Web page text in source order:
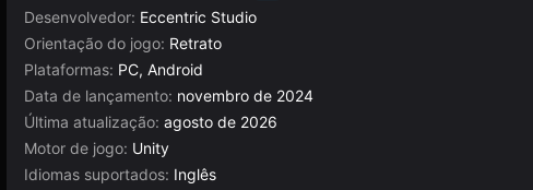
Desenvolvedor: Eccentric Studio
Orientação do jogo: Retrato
Plataformas: PC, Android
Data de lançamento: novembro de 2024
Última atualização: agosto de 2026
Motor de jogo: Unity
Idiomas suportados: Inglês